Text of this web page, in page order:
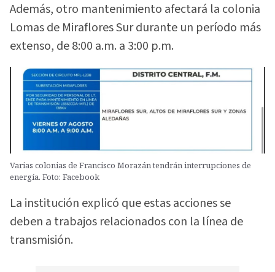
Además, otro mantenimiento afectará la colonia
Lomas de Miraflores Sur durante un período más
extenso, de 8:00 a.m. a 3:00 p.m.
Varias colonias de Francisco Morazán tendrán interrupciones de
energía. Foto: Facebook
La institución explicó que estas acciones se
deben a trabajos relacionados con la línea de
transmisión.